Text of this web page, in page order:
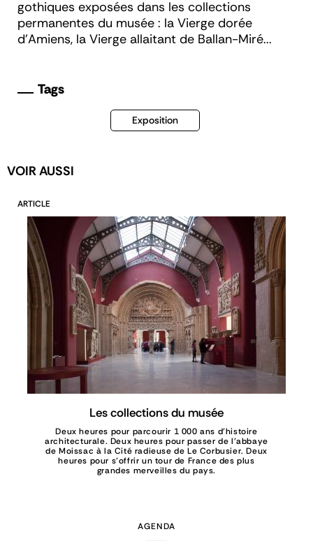
gothiques exposées dans les collections
permanentes du musée : la Vierge dorée
d'Amiens, la Vierge allaitant de Ballan-Miré...
Tags
Exposition
VOIR AUSSI
ARTICLE
Les collections du musée
Deux heures pour parcourir 1 000 ans d’histoire
architecturale. Deux heures pour passer de l’abbaye
de Moissac à la Cité radieuse de Le Corbusier. Deux
heures pour s’offrir un tour de France des plus
grandes merveilles du pays.
AGENDA